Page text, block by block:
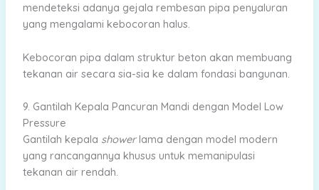
mendeteksi adanya gejala rembesan pipa penyaluran
yang mengalami kebocoran halus.
Kebocoran pipa dalam struktur beton akan membuang
tekanan air secara sia-sia ke dalam fondasi bangunan.
9. Gantilah Kepala Pancuran Mandi dengan Model Low
Pressure
Gantilah kepala showerlama dengan model modern
yang rancangannya khusus untuk memanipulasi
tekanan air rendah.